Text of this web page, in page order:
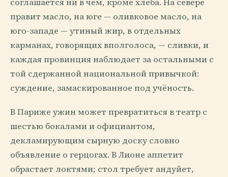
правит масло, на юге — оливковое масло, на
юго-западе — утиный жир, в отдельных
карманах, говорящих вполголоса, — сливки, и
каждая провинция наблюдает за остальными с
той сдержанной национальной привычкой:
суждение, замаскированное под учёность.
В Париже ужин может превратиться в театр с
шестью бокалами и официантом,
декламирующим сырную доску словно
объявление о герцогах. В Лионе аппетит
обрастает локтями; стол требует андуйет,